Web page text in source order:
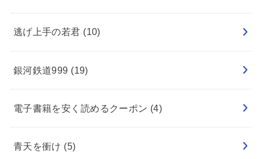
逃げ上手の若君 (10)
銀河鉄道999 (19)
電子書籍を安く読めるクーポン (4)
青天を衝け (5)